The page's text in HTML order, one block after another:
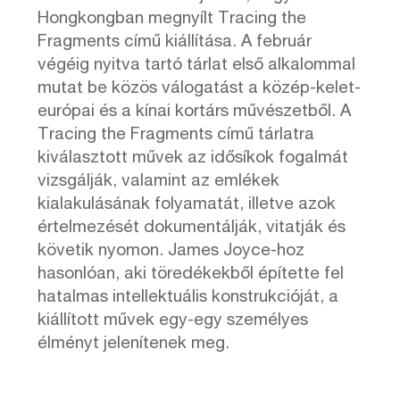
Hongkongban megnyílt Tracing the
Fragments című kiállítása. A február
végéig nyitva tartó tárlat első alkalommal
mutat be közös válogatást a közép-kelet-
európai és a kínai kortárs művészetből. A
Tracing the Fragments című tárlatra
kiválasztott művek az idősíkok fogalmát
vizsgálják, valamint az emlékek
kialakulásának folyamatát, illetve azok
értelmezését dokumentálják, vitatják és
követik nyomon. James Joyce-hoz
hasonlóan, aki töredékekből építette fel
hatalmas intellektuális konstrukcióját, a
kiállított művek egy-egy személyes
élményt jelenítenek meg.